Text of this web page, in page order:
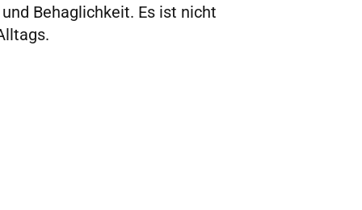
Behaglichkeit. Es ist nicht